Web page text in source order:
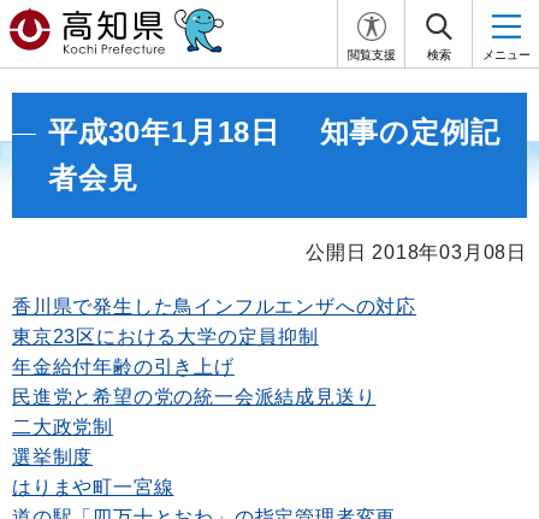
閲覧支援 検索 メニュー
平成30年1月18日 知事の定例記
者会見
公開日 2018年03月08日
香川県で発生した鳥インフルエンザへの対応
東京23区における大学の定員抑制
年金給付年齢の引き上げ
民進党と希望の党の統一会派結成見送り
二大政党制
選挙制度
はりまや町一宮線